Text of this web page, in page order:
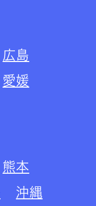
広島
愛媛
熊本
沖縄